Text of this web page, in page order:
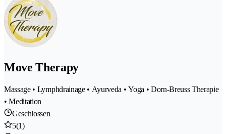
Move Therapy
Massage • Lymphdrainage • Ayurveda • Yoga • Dorn-Breuss Therapie
• Meditation
Geschlossen
5(1)